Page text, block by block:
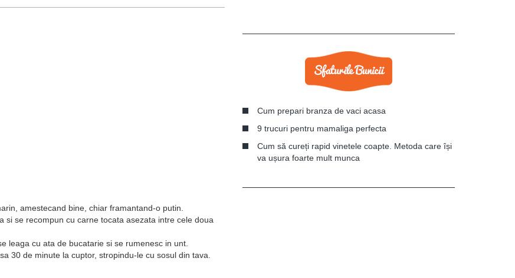
amestecand bine, chiar framantand-o putin.
si se recompun cu carne tocata asezata intre cele doua
leaga cu ata de bucatarie si se rumenesc in unt.
30 de minute la cuptor, stropindu-le cu sosul din tava.
Cum prepari branza de vaci acasa
9 trucuri pentru mamaliga perfecta
Cum să cureți rapid vinetele coapte. Metoda care își
va ușura foarte mult munca